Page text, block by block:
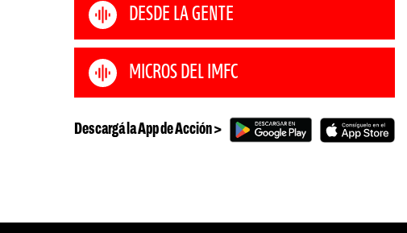
DESDE LA GENTE
MICROS DEL IMFC
Descargá la App de Acción >